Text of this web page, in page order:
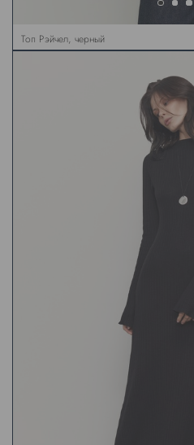
Топ Рэйчел, черный